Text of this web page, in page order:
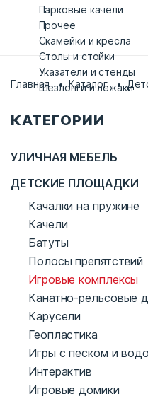
Парковые качели
Прочее
Скамейки и кресла
Столы и стойки
Указатели и стенды
Шезлонги и лежаки
Главная Каталог
КАТЕГОРИИ
УЛИЧНАЯ МЕБЕЛЬ
ДЕТСКИЕ ПЛОЩАДКИ
Качалки на пружине
Качели
Батуты
Полосы препятствий
Игровые комплексы
Канатно-рельсовые
Карусели
Геопластика
Игры с песком и
Интерактив
Игровые домики